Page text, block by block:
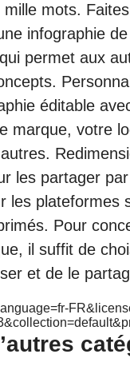
mots.
infographie
permet aux
éditable
marque, votre
les partager
les plateformes
Pour
il suffit de
et de le